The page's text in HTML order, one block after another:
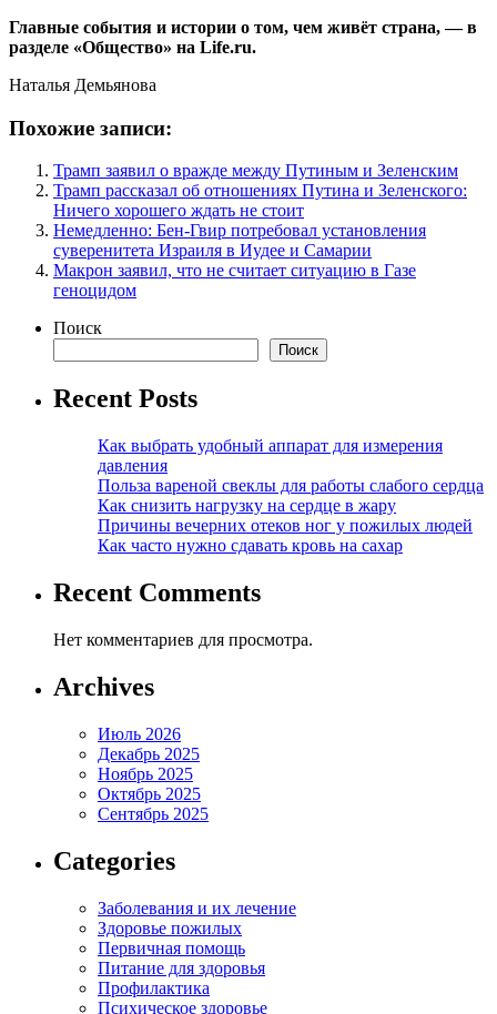
Главные события и истории о том, чем живёт страна, — в
разделе «Общество» на Life.ru.
Наталья Демьянова
Похожие записи:
Трамп заявил о вражде между Путиным и Зеленским
Трамп рассказал об отношениях Путина и Зеленского:
Ничего хорошего ждать не стоит
Немедленно: Бен-Гвир потребовал установления
суверенитета Израиля в Иудее и Самарии
Макрон заявил, что не считает ситуацию в Газе
геноцидом
Поиск
Поиск
Recent Posts
Как выбрать удобный аппарат для измерения
давления
Польза вареной свеклы для работы слабого сердца
Как снизить нагрузку на сердце в жару
Причины вечерних отеков ног у пожилых людей
Как часто нужно сдавать кровь на сахар
Recent Comments
Нет комментариев для просмотра.
Archives
Июль 2026
Декабрь 2025
Ноябрь 2025
Октябрь 2025
Сентябрь 2025
Categories
Заболевания и их лечение
Здоровье пожилых
Первичная помощь
Питание для здоровья
Профилактика
Психическое здоровье